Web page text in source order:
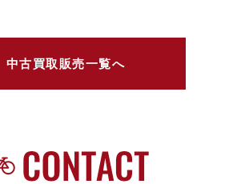
中古買取販売一覧へ